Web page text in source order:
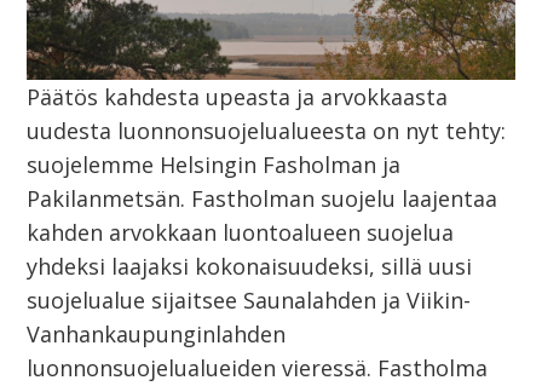
Päätös kahdesta upeasta ja arvokkaasta
uudesta luonnonsuojelualueesta on nyt tehty:
suojelemme Helsingin Fasholman ja
Pakilanmetsän. Fastholman suojelu laajentaa
kahden arvokkaan luontoalueen suojelua
yhdeksi laajaksi kokonaisuudeksi, sillä uusi
suojelualue sijaitsee Saunalahden ja Viikin-
Vanhankaupunginlahden
luonnonsuojelualueiden vieressä. Fastholma